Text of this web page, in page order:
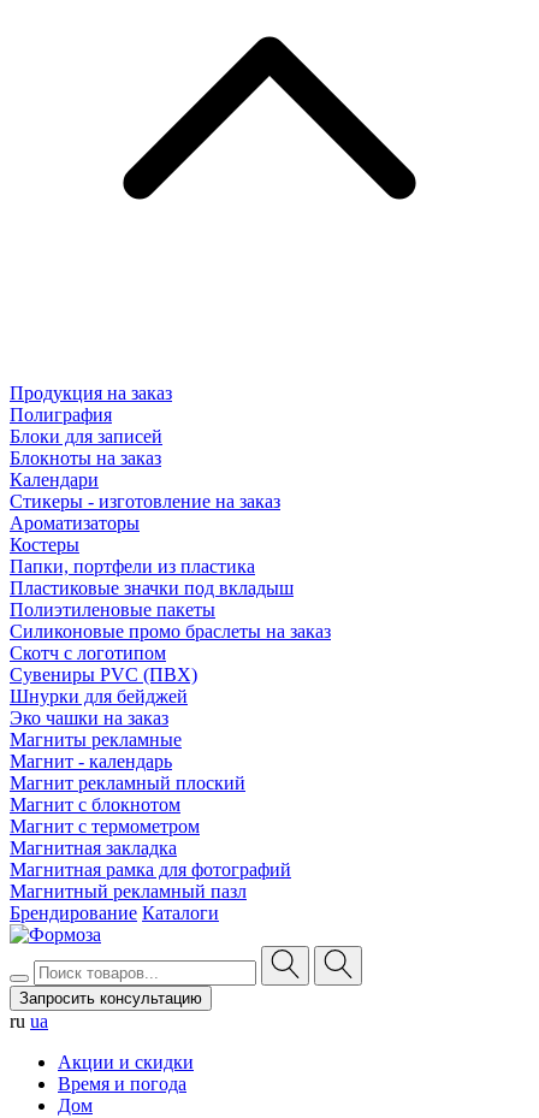
Продукция на заказ
Полиграфия
Блоки для записей
Блокноты на заказ
Календари
Стикеры - изготовление на заказ
Ароматизаторы
Костеры
Папки, портфели из пластика
Пластиковые значки под вкладыш
Полиэтиленовые пакеты
Силиконовые промо браслеты на заказ
Скотч с логотипом
Сувениры PVC (ПВХ)
Шнурки для бейджей
Эко чашки на заказ
Магниты рекламные
Магнит - календарь
Магнит рекламный плоский
Магнит с блокнотом
Магнит с термометром
Магнитная закладка
Магнитная рамка для фотографий
Магнитный рекламный пазл
Брендирование Каталоги
Запросить консультацию
ru ua
Акции и скидки
Время и погода
Дом